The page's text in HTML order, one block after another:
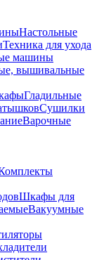
Настольные
Техника для ухода
машины
вышивальные
Гладильные
Сушилки
Варочные
Шкафы для
Вакуумные